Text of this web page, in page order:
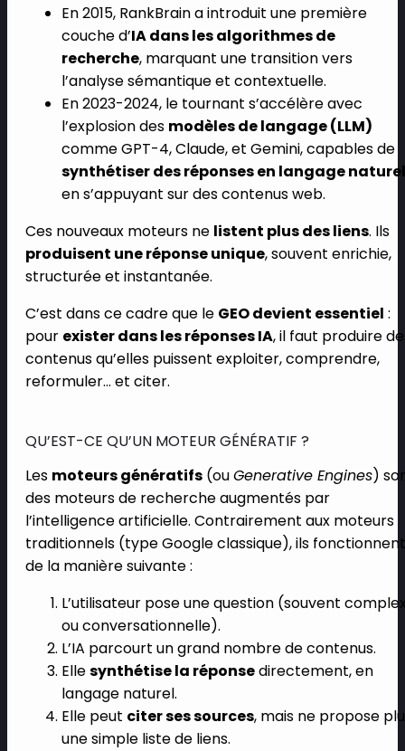
En 2015, RankBrain a introduit une première
couche d’IA dans les algorithmes de
recherche, marquant une transition vers
l’analyse sémantique et contextuelle.
En 2023-2024, le tournant s’accélère avec
l’explosion des modèles de langage (LLM)
comme GPT-4, Claude, et Gemini, capables de
synthétiser des réponses en langage naturel
en s’appuyant sur des contenus web.
Ces nouveaux moteurs ne listent plus des liens. Ils
produisent une réponse unique, souvent enrichie,
structurée et instantanée.
C’est dans ce cadre que le GEO devient essentiel :
pour exister dans les réponses IA, il faut produire
contenus qu’elles puissent exploiter, comprendre,
reformuler… et citer.
QU’EST-CE QU’UN MOTEUR GÉNÉRATIF ?
Les moteurs génératifs (ouGenerative Engines)
des moteurs de recherche augmentés par
l’intelligence artificielle. Contrairement aux moteurs
traditionnels (type Google classique), ils fonctionnent
de la manière suivante :
L’utilisateur pose une question (souvent
ou conversationnelle).
L’IA parcourt un grand nombre de contenus.
Ellesynthétise la réponsedirectement, en
langage naturel.
Elle peut citer ses sources, mais ne propose
une simple liste de liens.